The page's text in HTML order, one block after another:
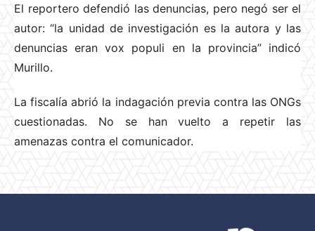
El reportero defendió las denuncias, pero negó ser el
autor: “la unidad de investigación es la autora y las
denuncias eran vox populi en la provincia” indicó
Murillo.
La fiscalía abrió la indagación previa contra las ONGs
cuestionadas. No se han vuelto a repetir las
amenazas contra el comunicador.